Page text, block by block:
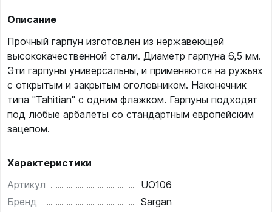
Описание
Прочный гарпун изготовлен из нержавеющей
высококачественной стали. Диаметр гарпуна 6,5 мм.
Эти гарпуны универсальны, и применяются на ружьях
с открытым и закрытым оголовником. Наконечник
типа "Tahitian" с одним флажком. Гарпуны подходят
под любые арбалеты со стандартным европейским
зацепом.
Характеристики
Артикул
UO106
Бренд
Sargan